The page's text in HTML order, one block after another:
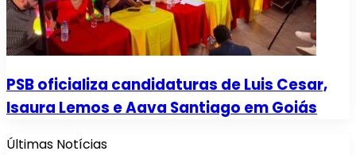
PSB oficializa candidaturas de Luis Cesar,
Isaura Lemos e Aava Santiago em Goiás
Últimas Notícias